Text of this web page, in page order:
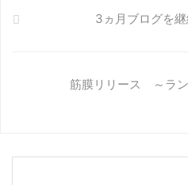
3ヵ月ブログを
筋膜リリース ～ラ